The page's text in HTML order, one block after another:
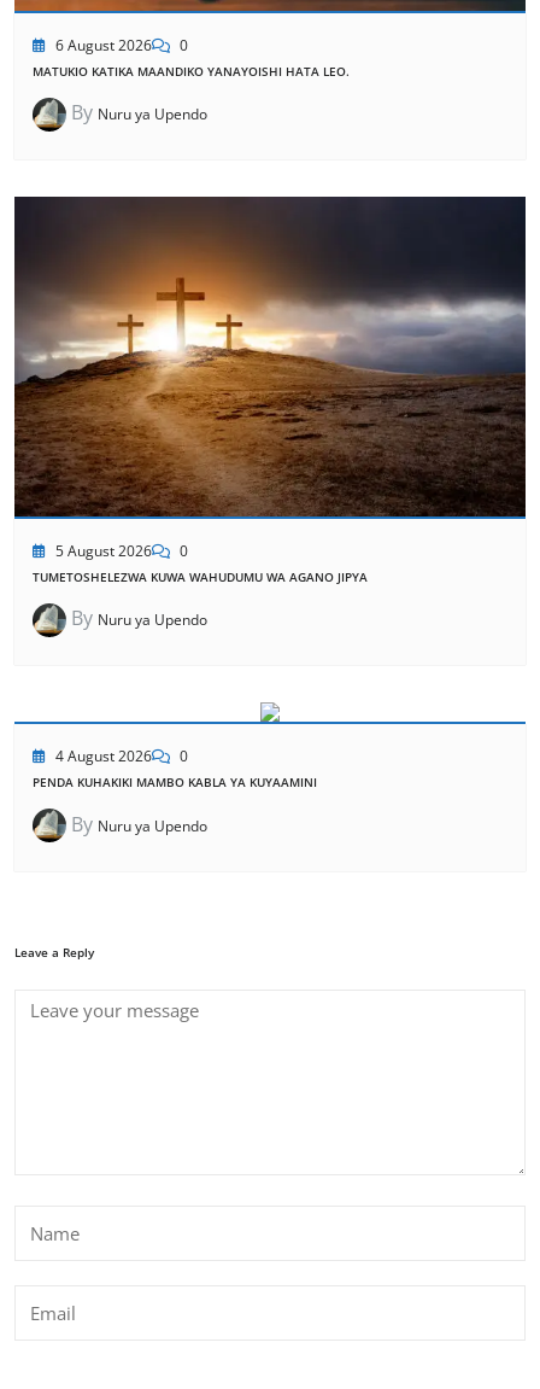
6 August 2026 0
MATUKIO KATIKA MAANDIKO YANAYOISHI HATA LEO.
By Nuru ya Upendo
5 August 2026 0
TUMETOSHELEZWA KUWA WAHUDUMU WA AGANO JIPYA
By Nuru ya Upendo
4 August 2026 0
PENDA KUHAKIKI MAMBO KABLA YA KUYAAMINI
By Nuru ya Upendo
Leave a Reply